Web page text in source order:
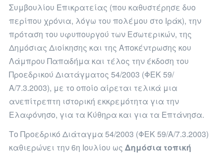
Συμβουλίου Επικρατείας (που καθυστέρησε δυο
περίπου χρόνια, λόγω του πολέμου στο Ιράκ), την
πρόταση του υφυπουργού των Εσωτερικών, της
Δημόσιας Διοίκησης και της Αποκέντρωσης κου
Λάμπρου Παπαδήμα και τέλος την έκδοση του
Προεδρικού Διατάγματος 54/2003 (ΦΕΚ 59/
Α/7.3.2003), με το οποίο αίρεται τελικά μια
ανεπίτρεπτη ιστορική εκκρεμότητα για την
Ελαφόνησο, για τα Κύθηρα και για τα Επτάνησα.
Το Προεδρικό Διάταγμα 54/2003 (ΦΕΚ 59/Α/7.3.2003)
καθιερώνει την 6η Ιουλίου ως Δημόσια τοπική